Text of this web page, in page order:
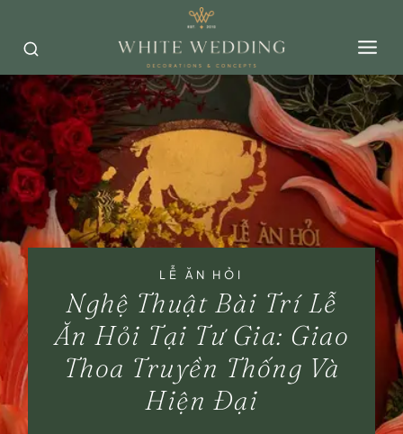
content
LỄ ĂN HỎI
Nghệ Thuật Bài Trí Lễ
Ăn Hỏi Tại Tư Gia: Giao
Thoa Truyền Thống Và
Hiện Đại